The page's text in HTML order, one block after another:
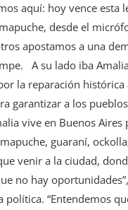
aquí: hoy vence esta
desde el
apostamos a una
A su lado iba
la reparación
garantizar a los
vive en Buenos
guaraní,
venir a la ciudad,
no hay
“Entendemos